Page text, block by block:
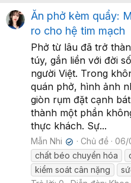
Ăn phở kèm quẩy:
ro cho hệ tim mạch
Phở từ lâu đã trở
túy, gắn liền với đời
người Việt. Trong
quán phở, hình ảnh
giòn rụm đặt cạnh
thành một phần
thực khách. Sự...
Mẫn Nhi ✔ Chủ đề 06/
chất béo chuyển hóa
kiểm soát cân nặng